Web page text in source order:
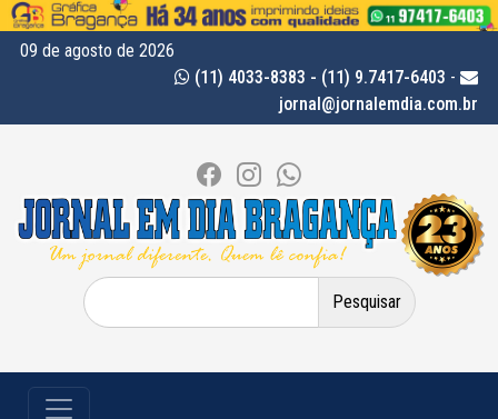
09 de agosto de 2026
(11) 4033-8383 - (11) 9.7417-6403 -
jornal@jornalemdia.com.br
Pesquisar
por: